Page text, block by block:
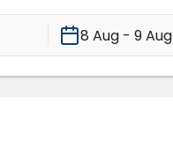
8 Aug - 9 Aug